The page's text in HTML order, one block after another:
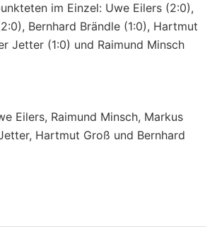
im Einzel: Uwe Eilers (2:0),
Bernhard Brändle (1:0), Hartmut
Jetter (1:0) und Raimund Minsch
Eilers, Raimund Minsch, Markus
Hartmut Groß und Bernhard